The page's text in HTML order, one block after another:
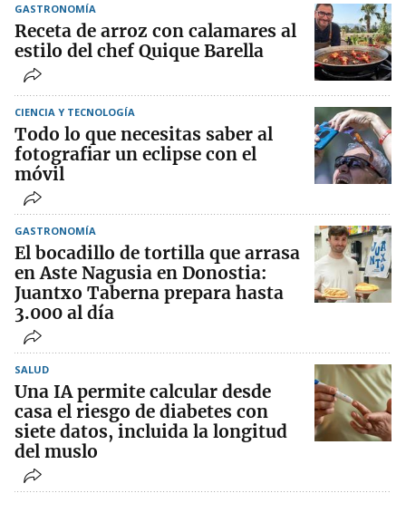
GASTRONOMÍA
Receta de arroz con calamares al
estilo del chef Quique Barella
CIENCIA Y TECNOLOGÍA
Todo lo que necesitas saber al
fotografiar un eclipse con el
móvil
GASTRONOMÍA
El bocadillo de tortilla que arrasa
en Aste Nagusia en Donostia:
Juantxo Taberna prepara hasta
3.000 al día
SALUD
Una IA permite calcular desde
casa el riesgo de diabetes con
siete datos, incluida la longitud
del muslo